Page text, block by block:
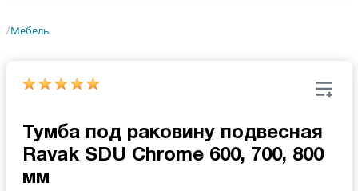
/Мебель
Тумба под раковину подвесная
Ravak SDU Chrome 600, 700, 800
мм